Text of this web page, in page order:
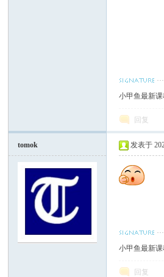
小甲鱼最新
回复
tomok 发表于
小甲鱼最新
回复